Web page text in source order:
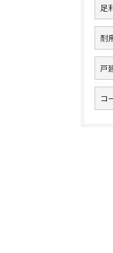
足
耐
戸
コ